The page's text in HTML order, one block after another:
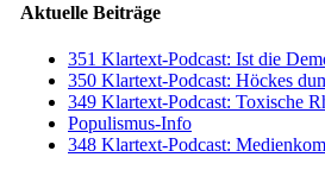
Aktuelle Beiträge
351 Klartext-Podcast: Ist die
350 Klartext-Podcast: Höckes
349 Klartext-Podcast: Toxische
Populismus-Info
348 Klartext-Podcast: